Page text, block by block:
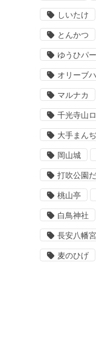
しいたけ
とんかつ
ゆうひパ
オリーブ
マルナカ
千光寺山
大手まん
岡山城
打吹公園
桃山亭
白鳥神社
長安八幡宮
麦のひげ